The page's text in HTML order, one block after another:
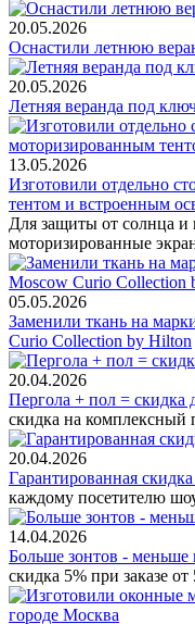
20.05.2026
Оснастили летнюю
20.05.2026
Летняя веранда под
13.05.2026
Изготовили отдельно
тентом и встроенным
Для защиты от солнца и
моторизированные
05.05.2026
Заменили ткань на
Curio Collection by Hilton
20.04.2026
Пергола + пол = скидка
скидка на комплексный
20.04.2026
Гарантированная
каждому посетителю
14.04.2026
Больше зонтов - меньше
скидка 5% при заказе